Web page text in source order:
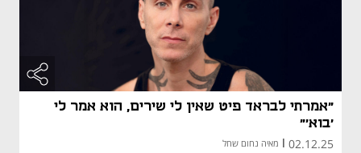
"אמרתי לבראד פיט שאין לי שירים, הוא אמר לי
'בוא'"
02.12.25 מאיה נחום שחל